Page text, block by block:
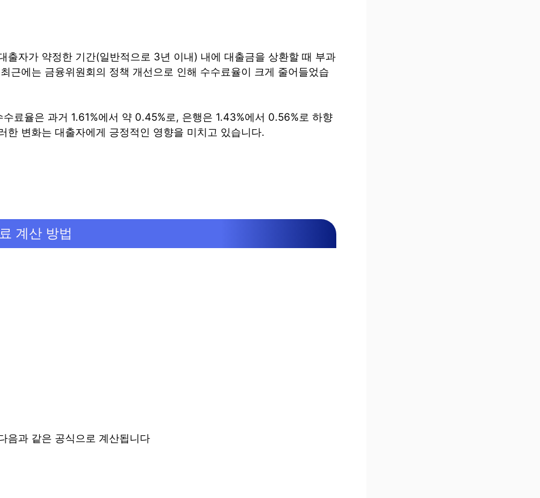
출자가 약정한 기간(일반적으로 3년 이내) 내에 대출금을 상환할 때 부과
근에는 금융위원회의 정책 개선으로 인해 수수료율이 크게 줄어들었습
수료율은 과거 1.61%에서 약 0.45%로, 은행은 1.43%에서 0.56%로 하향
한 변화는 대출자에게 긍정적인 영향을 미치고 있습니다.
계산 방법
음과 같은 공식으로 계산됩니다